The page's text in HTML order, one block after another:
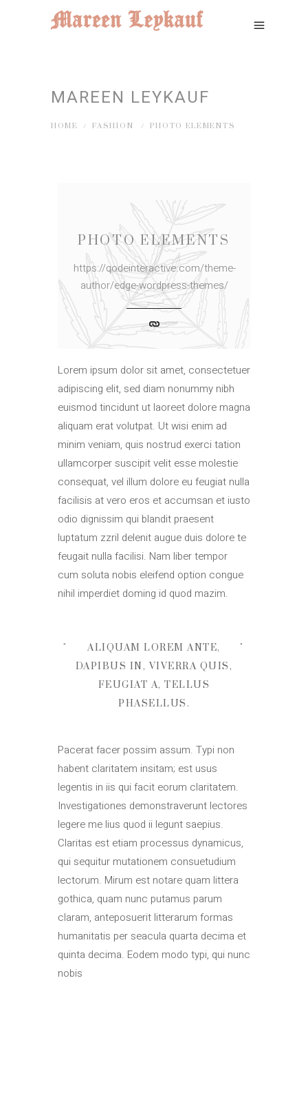
MAREEN LEYKAUF
HOME /FASHION /PHOTO ELEMENTS
PHOTO ELEMENTS
https://qodeinteractive.com/theme-
author/edge-wordpress-themes/
Lorem ipsum dolor sit amet, consectetuer
adipiscing elit, sed diam nonummy nibh
euismod tincidunt ut laoreet dolore magna
aliquam erat volutpat. Ut wisi enim ad
minim veniam, quis nostrud exerci tation
ullamcorper suscipit velit esse molestie
consequat, vel illum dolore eu feugiat nulla
facilisis at vero eros et accumsan et iusto
odio dignissim qui blandit praesent
luptatum zzril delenit augue duis dolore te
feugait nulla facilisi. Nam liber tempor
cum soluta nobis eleifend option congue
nihil imperdiet doming id quod mazim.
ALIQUAM LOREM ANTE,
DAPIBUS IN, VIVERRA QUIS,
FEUGIAT A, TELLUS
PHASELLUS.
Pacerat facer possim assum. Typi non
habent claritatem insitam; est usus
legentis in iis qui facit eorum claritatem.
Investigationes demonstraverunt lectores
legere me lius quod ii legunt saepius.
Claritas est etiam processus dynamicus,
qui sequitur mutationem consuetudium
lectorum. Mirum est notare quam littera
gothica, quam nunc putamus parum
claram, anteposuerit litterarum formas
humanitatis per seacula quarta decima et
quinta decima. Eodem modo typi, qui nunc
nobis